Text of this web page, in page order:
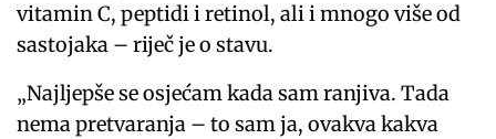
vitamin C, peptidi i retinol, ali i mnogo više od
sastojaka – riječ je o stavu.
„Najljepše se osjećam kada sam ranjiva. Tada
nema pretvaranja – to sam ja, ovakva kakva